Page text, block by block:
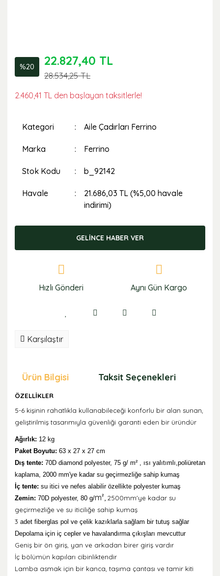
%20 22.827,40 TL
28.534,25 TL
2.460,41 TL den başlayan taksitlerle!
Kategori Aile Çadırları Ferrino
Marka Ferrino
Stok Kodu b_92142
Havale
21.686,03 TL (%5,00 havale
indirimi)
GELİNCE HABER VER
Hızlı Gönderi Aynı Gün Kargo
Karşılaştır
Ürün Bilgisi Taksit Seçenekleri
ÖZELLİKLER
5-6 kişinin rahatlıkla kullanabileceği konforlu bir alan sunan,
geliştirilmiş tasarımıyla güvenliği garanti eden bir üründür
Ağırlık: 12 kg
Paket Boyutu: 63 x 27 x 27 cm
Dış tente: 70D diamond polyester, 75 g/ m² , ısı yalıtımlı,poliüretan
kaplama, 2000 mm'ye kadar su geçirmezliğe sahip kumaş
İç tente: su itici ve nefes alabilir özellikte polyester kumaş
Zemin: 70D polyester, 80 g/m², 2500mm'ye kadar su
geçirmezliğe ve su iticiliğe sahip kumaş
3 adet fiberglas pol ve çelik kazıklarla sağlam bir tutuş sağlar
Depolama için iç cepler ve havalandırma çıkışları mevcuttur
Geniş bir ön giriş, yan ve arkadan birer giriş vardır
İç bölümün kapıları cibinliktendir
Lamba asmak için bir kanca, taşıma çantası ve tamir kiti